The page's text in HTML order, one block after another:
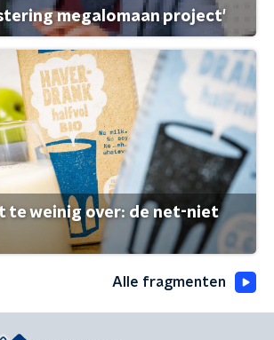
megalomaan project'
te weinig over: de net-niet
Alle fragmenten